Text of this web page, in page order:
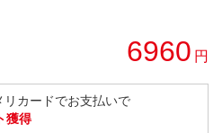
6960 円
リカードでお支払いで
獲得